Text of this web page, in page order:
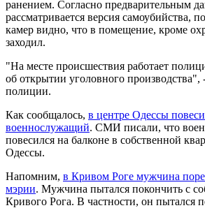
ранением. Согласно предварительным
рассматривается версия самоубийства,
камер видно, что в помещение, кроме
заходил.
"На месте происшествия работает
об открытии уголовного производства",
полиции.
Как сообщалось, в центре Одессы
военнослужащий. СМИ писали, что
повесился на балконе в собственной
Одессы.
Напомним, в Кривом Роге мужчина
мэрии. Мужчина пытался покончить с
Кривого Рога. В частности, он пытался